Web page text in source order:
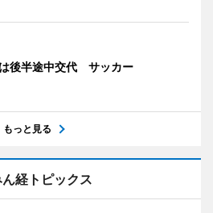
は後半途中交代 サッカー
もっと見る
経トピックス